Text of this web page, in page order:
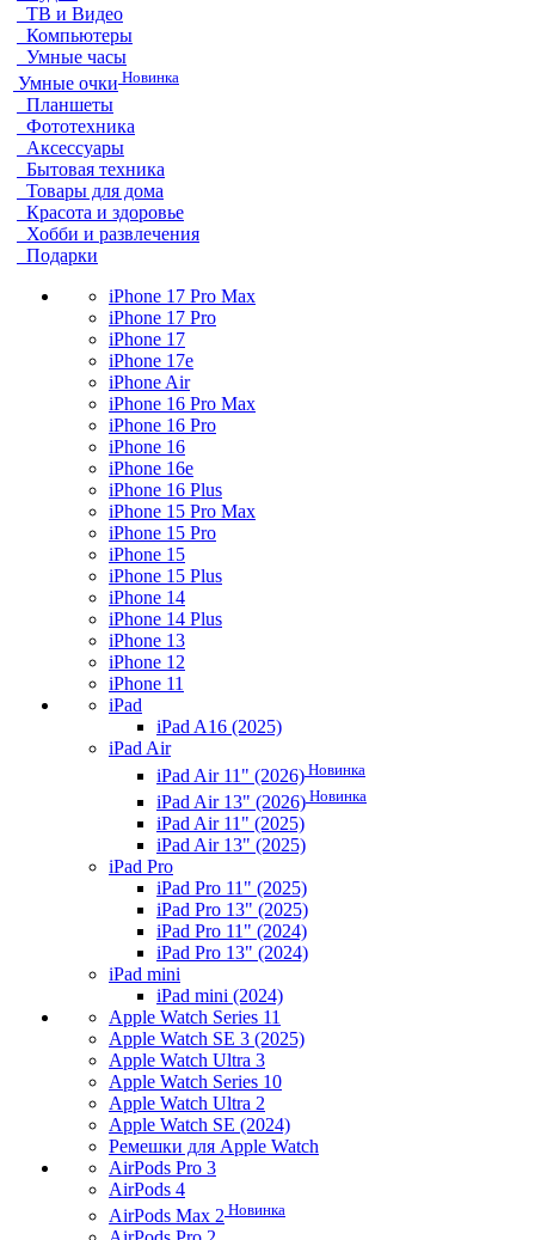
ТВ и Видео
Компьютеры
Умные часы
Умные очки Новинка
Планшеты
Фототехника
Аксессуары
Бытовая техника
Товары для дома
Красота и здоровье
Хобби и развлечения
Подарки
iPhone 17 Pro Max
iPhone 17 Pro
iPhone 17
iPhone 17e
iPhone Air
iPhone 16 Pro Max
iPhone 16 Pro
iPhone 16
iPhone 16e
iPhone 16 Plus
iPhone 15 Pro Max
iPhone 15 Pro
iPhone 15
iPhone 15 Plus
iPhone 14
iPhone 14 Plus
iPhone 13
iPhone 12
iPhone 11
iPad
iPad A16 (2025)
iPad Air
iPad Air 11" (2026) Новинка
iPad Air 13" (2026) Новинка
iPad Air 11" (2025)
iPad Air 13" (2025)
iPad Pro
iPad Pro 11" (2025)
iPad Pro 13" (2025)
iPad Pro 11" (2024)
iPad Pro 13" (2024)
iPad mini
iPad mini (2024)
Apple Watch Series 11
Apple Watch SE 3 (2025)
Apple Watch Ultra 3
Apple Watch Series 10
Apple Watch Ultra 2
Apple Watch SE (2024)
Ремешки для Apple Watch
AirPods Pro 3
AirPods 4
AirPods Max 2 Новинка